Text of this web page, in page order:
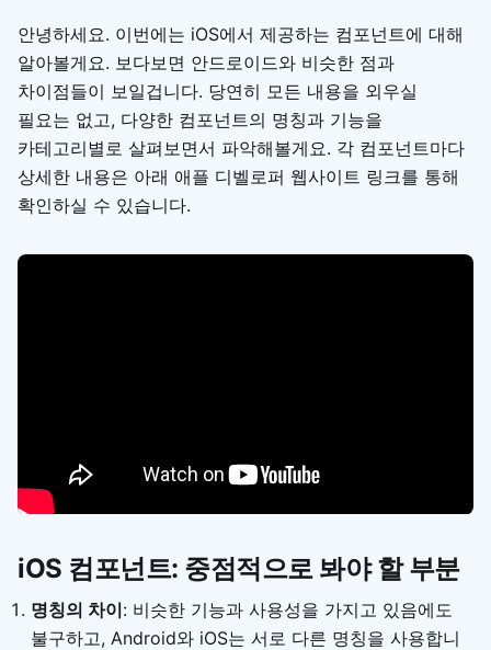
안녕하세요. 이번에는 iOS에서 제공하는 컴포넌트에 대해
알아볼게요. 보다보면 안드로이드와 비슷한 점과
차이점들이 보일겁니다. 당연히 모든 내용을 외우실
필요는 없고, 다양한 컴포넌트의 명칭과 기능을
카테고리별로 살펴보면서 파악해볼게요. 각 컴포넌트마다
상세한 내용은 아래 애플 디벨로퍼 웹사이트 링크를 통해
확인하실 수 있습니다.
iOS 컴포넌트: 중점적으로 봐야 할 부분
명칭의 차이: 비슷한 기능과 사용성을 가지고 있음에도
불구하고, Android와 iOS는 서로 다른 명칭을 사용합니